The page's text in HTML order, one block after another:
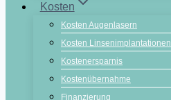
Kosten
Kosten Augenlasern
Kosten Linsenimplantationen
Kostenersparnis
Kostenübernahme
Finanzierung